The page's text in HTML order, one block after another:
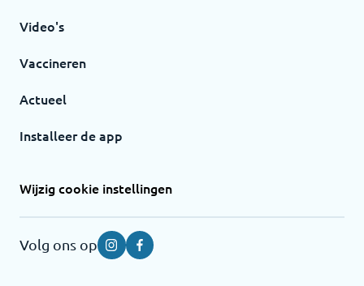
Video's
Vaccineren
Actueel
Installeer de app
Wijzig cookie instellingen
Volg ons op InstagramFacebook